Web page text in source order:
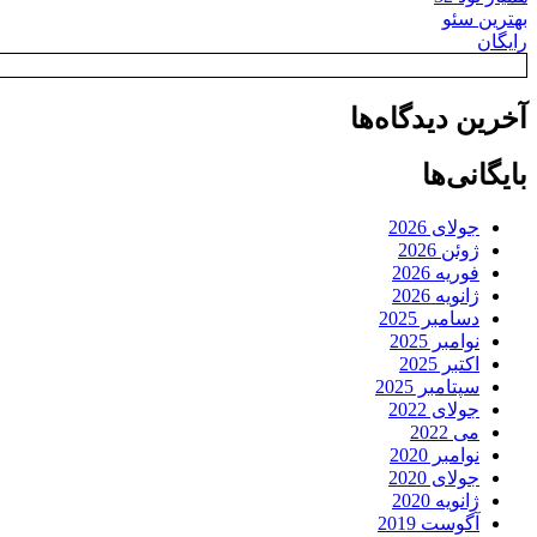
بهترین سئو
رایگان
آخرین دیدگاه‌ها
بایگانی‌ها
جولای 2026
ژوئن 2026
فوریه 2026
ژانویه 2026
دسامبر 2025
نوامبر 2025
اکتبر 2025
سپتامبر 2025
جولای 2022
می 2022
نوامبر 2020
جولای 2020
ژانویه 2020
آگوست 2019